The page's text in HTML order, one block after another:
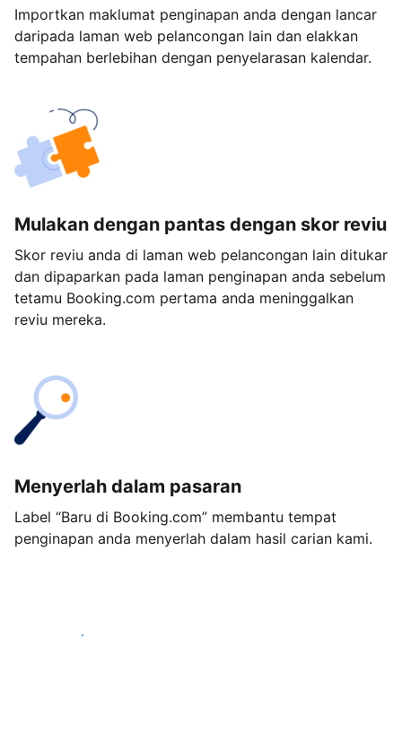
Importkan maklumat penginapan anda dengan lancar
daripada laman web pelancongan lain dan elakkan
tempahan berlebihan dengan penyelarasan kalendar.
Mulakan dengan pantas dengan skor reviu
Skor reviu anda di laman web pelancongan lain ditukar
dan dipaparkan pada laman penginapan anda sebelum
tetamu Booking.com pertama anda meninggalkan
reviu mereka.
Menyerlah dalam pasaran
Label “Baru di Booking.com” membantu tempat
penginapan anda menyerlah dalam hasil carian kami.
Mulakan hari ini